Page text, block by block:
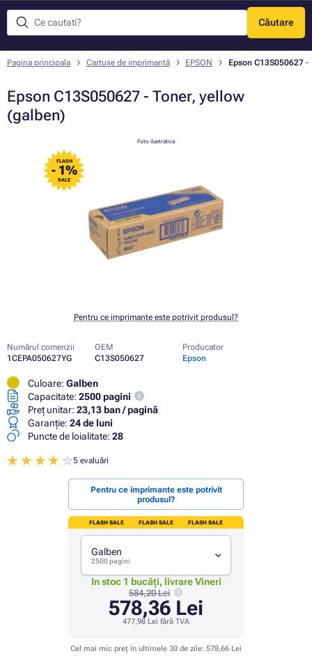
Căutare
Meniu
Pagina principala Cartușe de imprimantă EPSON Epson C13S050627
Epson C13S050627 - Toner, yellow
(galben)
FLASH
- 1%
SALE
Foto ilustrativa
Pentru ce imprimante este potrivit produsul?
Numărul comenzii
1CEPA050627YG
OEM
C13S050627
Producator
Epson
Culoare: Galben
Capacitate: 2500 pagini
Preț unitar: 23,13 ban / pagină
Garanţie: 24 de luni
Puncte de loialitate: 28
5 evaluări
Pentru ce imprimante este potrivit
produsul?
FLASH SALE FLASH SALE FLASH SALE
Galben
2500 pagini
In stoc 1 bucăți, livrare Vineri
584,20 Lei
578,36 Lei
477,98 Lei fără TVA
Cel mai mic preț în ultimele 30 de zile: 578,66 Lei